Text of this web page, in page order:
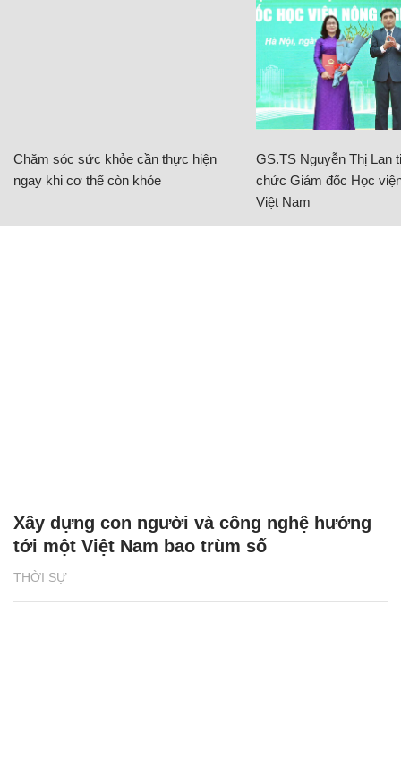
Chăm sóc sức khỏe cần thực hiện
ngay khi cơ thể còn khỏe
GS.TS Nguyễn Thị Lan
chức Giám đốc Học
Việt Nam
THỜI SỰ
Xây dựng con người và công nghệ hướng
tới một Việt Nam bao trùm số